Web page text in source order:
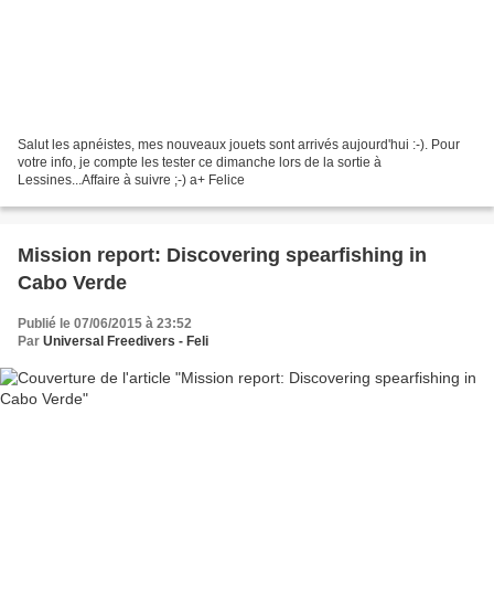
Salut les apnéistes, mes nouveaux jouets sont arrivés aujourd'hui :-). Pour
votre info, je compte les tester ce dimanche lors de la sortie à
Lessines...Affaire à suivre ;-) a+ Felice
Mission report: Discovering spearfishing in
Cabo Verde
Publié le 07/06/2015 à 23:52
Par Universal Freedivers - Feli